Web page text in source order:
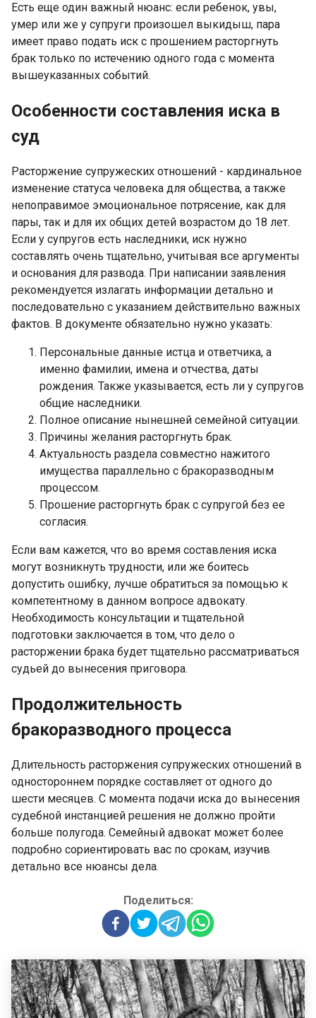
Есть еще один важный нюанс: если ребенок, увы,
умер или же у супруги произошел выкидыш, пара
имеет право подать иск с прошением расторгнуть
брак только по истечению одного года с момента
вышеуказанных событий.
Особенности составления иска в
суд
Расторжение супружеских отношений - кардинальное
изменение статуса человека для общества, а также
непоправимое эмоциональное потрясение, как для
пары, так и для их общих детей возрастом до 18 лет.
Если у супругов есть наследники, иск нужно
составлять очень тщательно, учитывая все аргументы
и основания для развода. При написании заявления
рекомендуется излагать информации детально и
последовательно с указанием действительно важных
фактов. В документе обязательно нужно указать:
Персональные данные истца и ответчика, а
именно фамилии, имена и отчества, даты
рождения. Также указывается, есть ли у супругов
общие наследники.
Полное описание нынешней семейной ситуации.
Причины желания расторгнуть брак.
Актуальность раздела совместно нажитого
имущества параллельно с бракоразводным
процессом.
Прошение расторгнуть брак с супругой без ее
согласия.
Если вам кажется, что во время составления иска
могут возникнуть трудности, или же боитесь
допустить ошибку, лучше обратиться за помощью к
компетентному в данном вопросе адвокату.
Необходимость консультации и тщательной
подготовки заключается в том, что дело о
расторжении брака будет тщательно рассматриваться
судьей до вынесения приговора.
Продолжительность
бракоразводного процесса
Длительность расторжения супружеских отношений в
одностороннем порядке составляет от одного до
шести месяцев. С момента подачи иска до вынесения
судебной инстанцией решения не должно пройти
больше полугода. Семейный адвокат может более
подробно сориентировать вас по срокам, изучив
детально все нюансы дела.
Поделиться: